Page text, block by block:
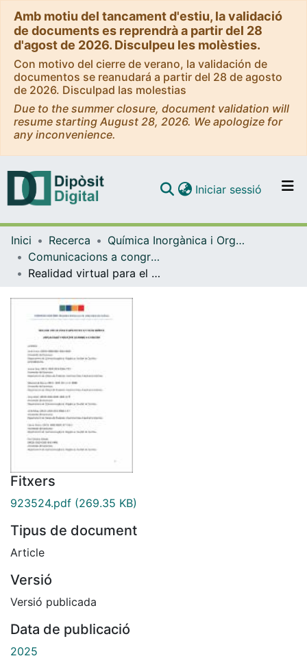
Amb motiu del tancament d'estiu, la validació
de documents es reprendrà a partir del 28
d'agost de 2026. Disculpeu les molèsties.
Con motivo del cierre de verano, la validación de
documentos se reanudará a partir del 28 de agosto
de 2026. Disculpad las molestias
Due to the summer closure, document validation will
resume starting August 28, 2026. We apologize for
any inconvenience.
Navega per tot el DD
Com publicar
Iniciar sessió (current)
Inici Recerca
Química Inorgànica i Orgànica
Comunicacions a congressos (Química Inorgànica i Orgànica)
Realidad virtual para el aprendizaje activo en Química
Fitxers
923524.pdf (269.35 KB)
Tipus de document
Article
Versió
Versió publicada
Data de publicació
2025